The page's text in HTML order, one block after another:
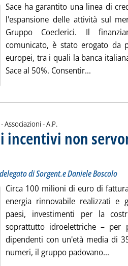
Sace ha garantito una linea di
l'espansione delle attività sul
Gruppo Coeclerici. Il
comunicato, è stato erogato da
europei, tra i quali la banca
Sace al 50%. Consentir...
Associazioni -di:
A.P.
incentivi non
Intervista all'amministratore delegato di Sorgent.e
mercoledì 30 gennaio 2013 alle 15.2.
di Sorgent.e Daniele Boscolo
Circa 100 milioni di euro di
energia rinnovabile realizzati
paesi, investimenti per la
soprattutto idroelettriche –
dipendenti con un'età media di
numeri, il gruppo padovano...